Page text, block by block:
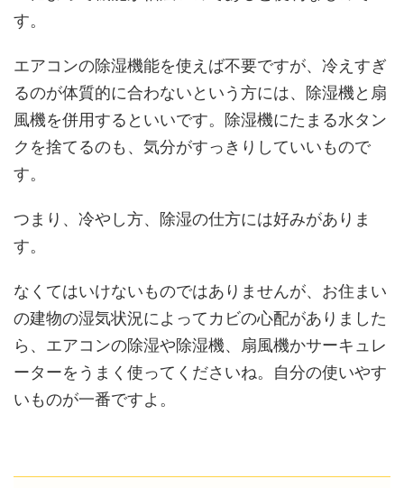
す。
エアコンの除湿機能を使えば不要ですが、冷えすぎ
るのが体質的に合わないという方には、除湿機と扇
風機を併用するといいです。除湿機にたまる水タン
クを捨てるのも、気分がすっきりしていいもので
す。
つまり、冷やし方、除湿の仕方には好みがありま
す。
なくてはいけないものではありませんが、お住まい
の建物の湿気状況によってカビの心配がありました
ら、エアコンの除湿や除湿機、扇風機かサーキュレ
ーターをうまく使ってくださいね。自分の使いやす
いものが一番ですよ。